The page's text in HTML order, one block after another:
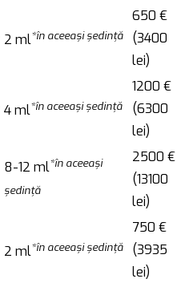
2 ml*în aceeași ședință
650 €
(3400
lei)
4 ml*în aceeași ședință
1200 €
(6300
lei)
8-12 ml*în aceeași
ședință
2500 €
(13100
lei)
2 ml*în aceeași ședință
750 €
(3935
lei)